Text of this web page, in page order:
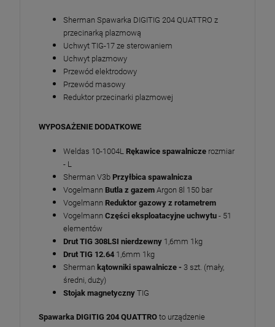
Sherman Spawarka DIGITIG 204 QUATTRO z
przecinarką plazmową
Uchwyt TIG-17 ze sterowaniem
Uchwyt plazmowy
Przewód elektrodowy
Przewód masowy
Reduktor przecinarki plazmowej
WYPOSAŻENIE DODATKOWE
Weldas 10-1004L Rękawice spawalnicze rozmiar
- L
Sherman V3b Przyłbica spawalnicza
Vogelmann Butla z gazem Argon 8l 150 bar
Vogelmann Reduktor gazowy z rotametrem
Vogelmann Części eksploatacyjne uchwytu - 51
elementów
Drut TIG 308LSI nierdzewny 1,6mm 1kg
Drut TIG 12.64 1,6mm 1kg
Sherman kątowniki spawalnicze - 3 szt. (mały,
średni, duży)
Stojak magnetyczny TIG
Spawarka DIGITIG 204 QUATTRO to urządzenie